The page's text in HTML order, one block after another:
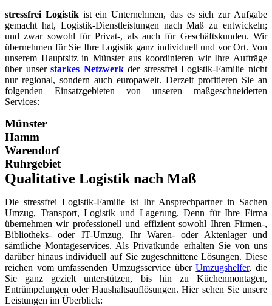
stressfrei Logistikist ein Unternehmen, das es sich zur Aufgabe
gemacht hat, Logistik-Dienstleistungen nach Maß zu entwickeln;
und zwar sowohl für Privat-, als auch für Geschäftskunden. Wir
übernehmen für Sie Ihre Logistik ganz individuell und vor Ort. Von
unserem Hauptsitz in Münster aus koordinieren wir Ihre Aufträge
über unserstarkes Netzwerkder stressfrei Logistik-Familie nicht
nur regional, sondern auch europaweit. Derzeit profitieren Sie an
folgenden Einsatzgebieten von unseren maßgeschneiderten
Services:
Münster
Hamm
Warendorf
Ruhrgebiet
Qualitative Logistik nach Maß
Die stressfrei Logistik-Familie ist Ihr Ansprechpartner in Sachen
Umzug, Transport, Logistik und Lagerung. Denn für Ihre Firma
übernehmen wir professionell und effizient sowohl Ihren Firmen-,
Bibliotheks- oder IT-Umzug, Ihr Waren- oder Aktenlager und
sämtliche Montageservices. Als Privatkunde erhalten Sie von uns
darüber hinaus individuell auf Sie zugeschnittene Lösungen. Diese
reichen vom umfassenden Umzugsservice überUmzugshelfer, die
Sie ganz gezielt unterstützen, bis hin zu Küchenmontagen,
Entrümpelungen oder Haushaltsauflösungen. Hier sehen Sie unsere
Leistungen im Überblick: